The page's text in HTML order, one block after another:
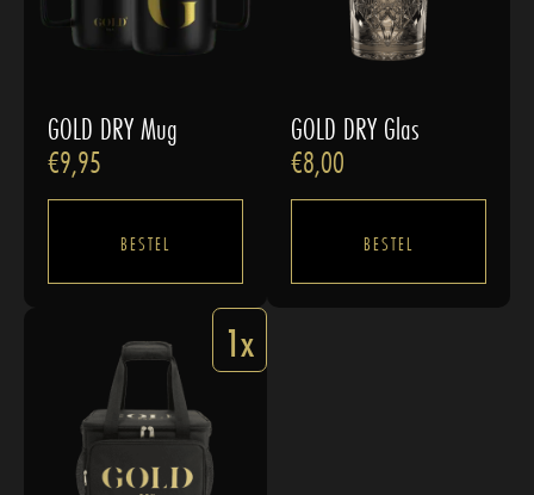
GOLD DRY Mug
€9,95
BESTEL
GOLD DRY Glas
€8,00
BESTEL
1x